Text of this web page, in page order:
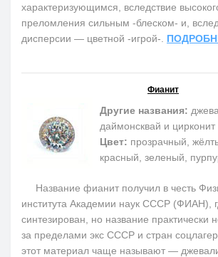
характеризующимся, вследствие
преломления сильным -блеском- и,
дисперсии — цветной -игрой-.
Фианит
Другие названия:
даймонсквай и цирконит
Цвет: прозрачный,
красный, зеленый,
Название фианит получил в честь
института Академии наук СССР (ФИАН),
синтезирован, но название практически
за пределами экс СССР и стран
этот материал чаще называют —